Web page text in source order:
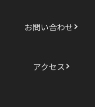
お問い合わせ
アクセス